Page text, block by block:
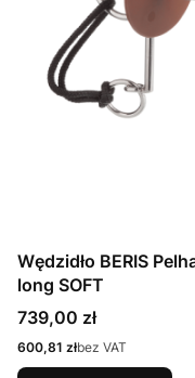
Wędzidło BERIS
long SOFT
Cena
739,00 zł
Cena
600,81 złbez VAT